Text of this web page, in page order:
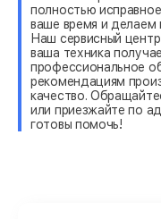
полностью
ваше время и
Наш сервисный
ваша техника
профессиональное
рекомендациям
качество.
или приезжайте по
готовы помочь!